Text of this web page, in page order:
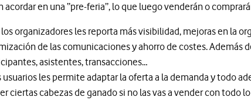
acordar en una “pre-feria”, lo que luego venderán o
los organizadores les reporta más visibilidad, mejoras en la
de las comunicaciones y ahorro de costes. Además
asistentes, transacciones…
usuarios les permite adaptar la oferta a la demanda y todo
ciertas cabezas de ganado si no las vas a vender con todo